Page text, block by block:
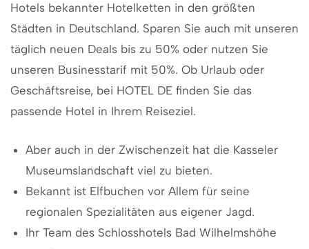
Hotels bekannter Hotelketten in den größten
Städten in Deutschland. Sparen Sie auch mit unseren
täglich neuen Deals bis zu 50% oder nutzen Sie
unseren Businesstarif mit 50%. Ob Urlaub oder
Geschäftsreise, bei HOTEL DE finden Sie das
passende Hotel in Ihrem Reiseziel.
Aber auch in der Zwischenzeit hat die Kasseler
Museumslandschaft viel zu bieten.
Bekannt ist Elfbuchen vor Allem für seine
regionalen Spezialitäten aus eigener Jagd.
Ihr Team des Schlosshotels Bad Wilhelmshöhe